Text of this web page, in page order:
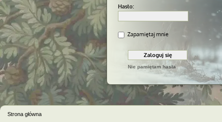
Hasło:
Zapamiętaj mnie
Nie pamiętam hasła
Strona główna